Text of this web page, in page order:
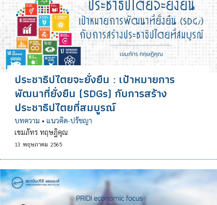
ประชาธิปไตยจะยั่งยืน : เป้าหมายการ
พัฒนาที่ยั่งยืน (SDGs) กับการสร้าง
ประชาธิปไตยที่สมบูรณ์
บทความ • แนวคิด-ปรัชญา
เขมภัทร ทฤษฎิคุณ
13 พฤษภาคม 2565